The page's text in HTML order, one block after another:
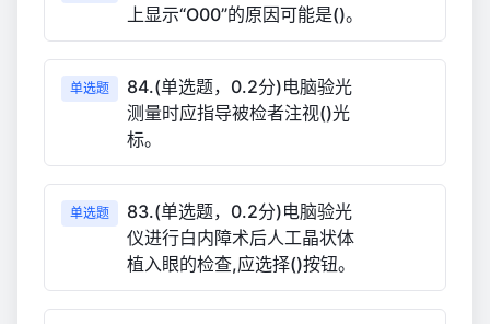
上显示“O00”的原因可能是()。
单选题
84.(单选题，0.2分)电脑验光
测量时应指导被检者注视()光
标。
单选题
83.(单选题，0.2分)电脑验光
仪进行白内障术后人工晶状体
植入眼的检查,应选择()按钮。